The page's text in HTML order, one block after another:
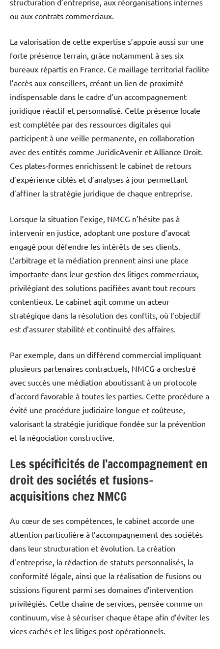
structuration d’entreprise, aux réorganisations internes
ou aux contrats commerciaux.
La valorisation de cette expertise s’appuie aussi sur une
forte présence terrain, grâce notamment à ses six
bureaux répartis en France. Ce maillage territorial facilite
l’accès aux conseillers, créant un lien de proximité
indispensable dans le cadre d’un accompagnement
juridique réactif et personnalisé. Cette présence locale
est complétée par des ressources digitales qui
participent à une veille permanente, en collaboration
avec des entités comme JuridicAvenir et Alliance Droit.
Ces plates-formes enrichissent le cabinet de retours
d’expérience ciblés et d’analyses à jour permettant
d’affiner la stratégie juridique de chaque entreprise.
Lorsque la situation l’exige, NMCG n’hésite pas à
intervenir en justice, adoptant une posture d’avocat
engagé pour défendre les intérêts de ses clients.
L’arbitrage et la médiation prennent ainsi une place
importante dans leur gestion des litiges commerciaux,
privilégiant des solutions pacifiées avant tout recours
contentieux. Le cabinet agit comme un acteur
stratégique dans la résolution des conflits, où l’objectif
est d’assurer stabilité et continuité des affaires.
Par exemple, dans un différend commercial impliquant
plusieurs partenaires contractuels, NMCG a orchestré
avec succès une médiation aboutissant à un protocole
d’accord favorable à toutes les parties. Cette procédure a
évité une procédure judiciaire longue et coûteuse,
valorisant la stratégie juridique fondée sur la prévention
et la négociation constructive.
Les spécificités de l’accompagnement en
droit des sociétés et fusions-
acquisitions chez NMCG
Au cœur de ses compétences, le cabinet accorde une
attention particulière à l’accompagnement des sociétés
dans leur structuration et évolution. La création
d’entreprise, la rédaction de statuts personnalisés, la
conformité légale, ainsi que la réalisation de fusions ou
scissions figurent parmi ses domaines d’intervention
privilégiés. Cette chaîne de services, pensée comme un
continuum, vise à sécuriser chaque étape afin d’éviter les
vices cachés et les litiges post-opérationnels.